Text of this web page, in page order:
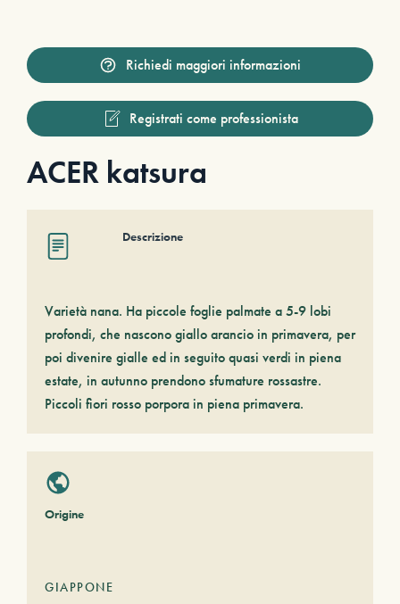
Richiedi maggiori informazioni
Registrati come professionista
ACER katsura
Descrizione
Varietà nana. Ha piccole foglie palmate a 5-9 lobi
profondi, che nascono giallo arancio in primavera, per
poi divenire gialle ed in seguito quasi verdi in piena
estate, in autunno prendono sfumature rossastre.
Piccoli fiori rosso porpora in piena primavera.
Origine
GIAPPONE